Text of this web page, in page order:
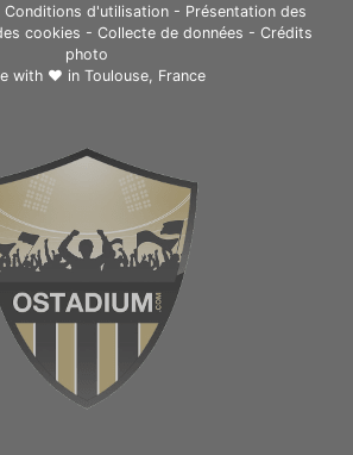
Conditions d'utilisation- Présentation des
cookies - Collecte de données - Crédits
photo
with ❤ in Toulouse, France